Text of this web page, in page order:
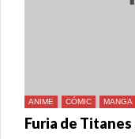
ANIME CÓMIC MANGA
Furia de